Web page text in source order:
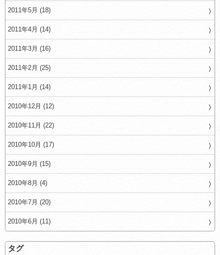
2011年5月 (18)
2011年4月 (14)
2011年3月 (16)
2011年2月 (25)
2011年1月 (14)
2010年12月 (12)
2010年11月 (22)
2010年10月 (17)
2010年9月 (15)
2010年8月 (4)
2010年7月 (20)
2010年6月 (11)
タグ